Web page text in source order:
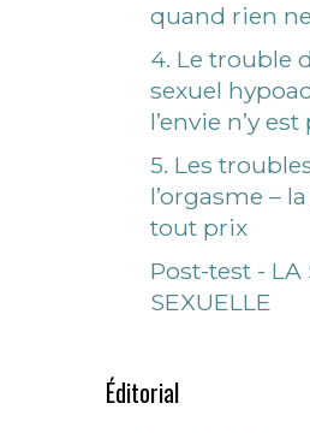
quand rien
4. Le trouble
sexuel
l’envie n’y
5. Les
l’orgasme –
tout prix
Post-test - LA
SEXUELLE
Éditorial